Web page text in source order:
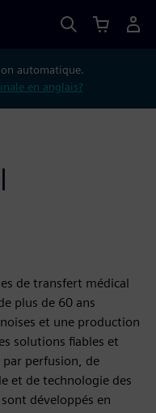
automatique.
en anglais?
de transfert médical
plus de 60 ans
et une production
solutions fiables et
perfusion, de
et de technologie des
développés en